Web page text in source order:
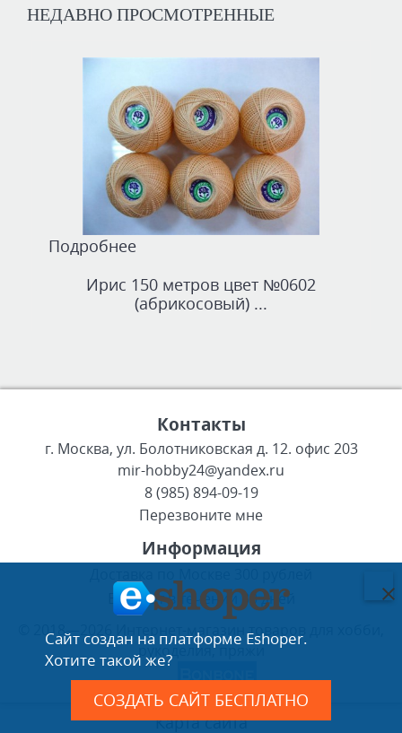
НЕДАВНО ПРОСМОТРЕННЫЕ
Подробнее
Ирис 150 метров цвет №0602
(абрикосовый) ...
Контакты
г. Москва, ул. Болотниковская д. 12. офис 203
mir-hobby24@yandex.ru
8 (985) 894-09-19
Перезвоните мне
Информация
Возврат в течении 30 дней
© 2018—2026 Интернет-магазин товаров для хобби,
рукоделия, пряжи
Карта сайта
Сайт создан на платформе Eshoper.
Хотите такой же?
СОЗДАТЬ САЙТ БЕСПЛАТНО